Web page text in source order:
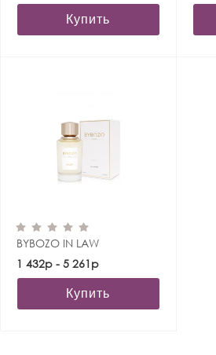
Купить
BYBOZO IN LAW
1 432р - 5 261р
Купить